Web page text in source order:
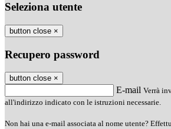
Seleziona utente
button close ×
Recupero password
button close ×
E-mail Verrà
all'indirizzo indicato con le istruzioni necessarie.
Non hai una e-mail associata al nome utente?